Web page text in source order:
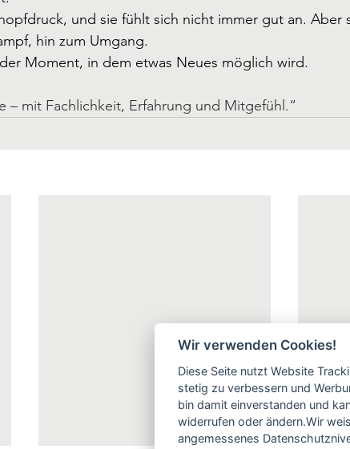
und sie fühlt sich nicht immer gut an. Aber
hin zum Umgang.
Moment, in dem etwas Neues möglich wird.
– mit Fachlichkeit, Erfahrung und Mitgefühl.“
Wir verwenden Cookies!
Diese Seite nutzt Website
stetig zu verbessern und
bin damit einverstanden und
widerrufen oder ändern.Wir
angemessenes